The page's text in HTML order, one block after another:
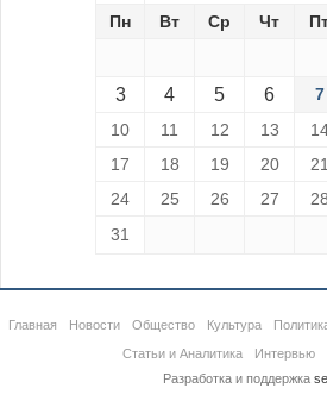
Пн Вт Ср Чт
3 4 5 6 7
10
11 12 13
17
18 19 20 21
24
25 26 27 28
31
Главная Новости Общество Культура
Статьи и Аналитика
Интервью
Разработка и поддержка